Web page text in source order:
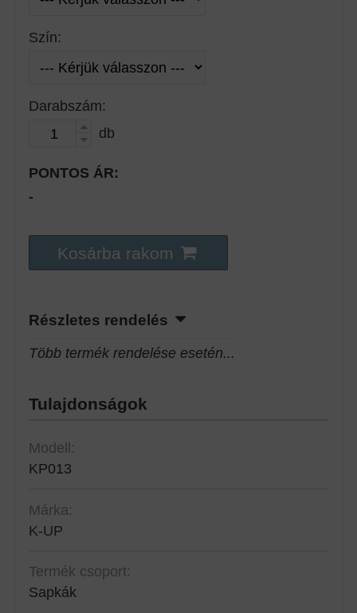
Szín:
Darabszám:
db
PONTOS ÁR:
-
Kosárba rakom
Részletes rendelés
Több termék rendelése esetén...
Tulajdonságok
Modell:
KP013
Márka:
K-UP
Termék csoport:
Sapkák